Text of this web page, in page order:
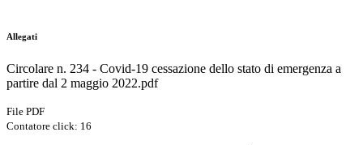
Allegati
Circolare n. 234 - Covid-19 cessazione dello stato di emergenza a
partire dal 2 maggio 2022.pdf
File PDF
Contatore click: 16